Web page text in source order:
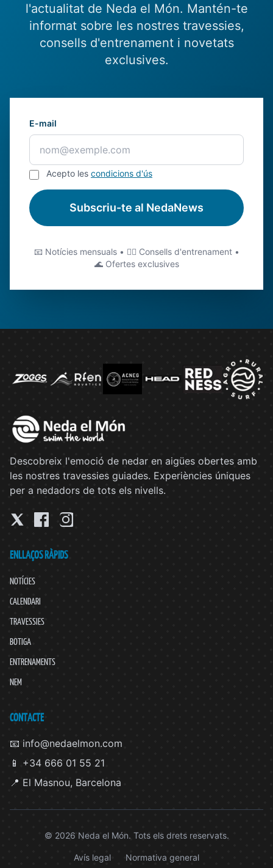
l'actualitat de Neda el Món. Mantén-te
informat sobre les nostres travessies,
consells d'entrenament i novetats
exclusives.
E-mail
Acepto les condicions d'ús
Subscriu-te al NedaNews
📧 Notícies mensuals • 🏊‍♂️ Consells d'entrenament •
🌊 Ofertes exclusives
Descobreix l'emoció de nedar en aigües obertes amb
les nostres travessies guiades. Experiències úniques
per a nedadors de tots els nivells.
ENLLAÇOS RÀPIDS
NOTÍCIES
CALENDARI
TRAVESSIES
BOTIGA
ENTRENAMENTS
NEM
CONTACTE
📧 info@nedaelmon.com
📱 +34 666 01 55 21
📍 El Masnou, Barcelona
© 2026 Neda el Món. Tots els drets reservats.
Avís legal Normativa general